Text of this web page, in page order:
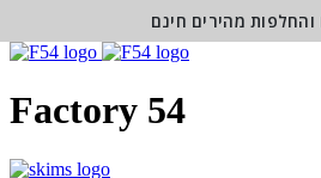
Factory 54
מהירים חינם